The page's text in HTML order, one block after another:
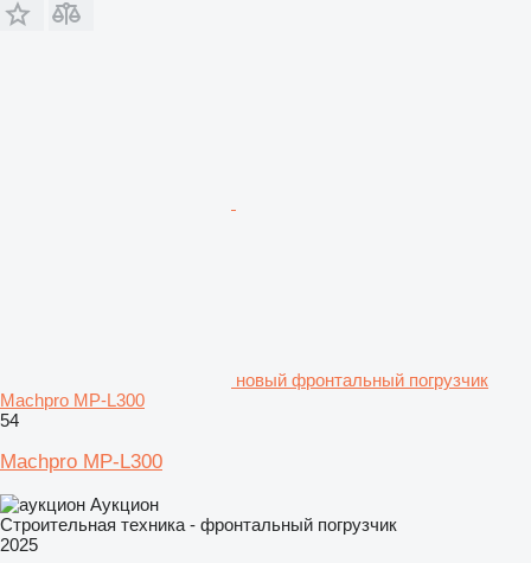
новый фронтальный погрузчик
Machpro MP-L300
54
Machpro MP-L300
Аукцион
Строительная техника - фронтальный погрузчик
2025